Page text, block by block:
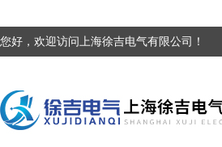
您好，欢迎访问上海徐吉电气有限公司！